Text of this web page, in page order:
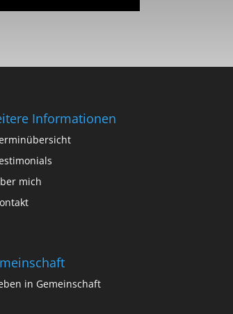
Informationen
mich
in Gemeinschaft